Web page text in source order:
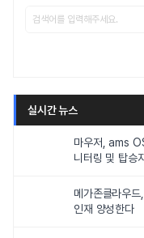
실시간 뉴스
마우저, ams
니터링 및 탑승
메가존클라우
인재 양성한다